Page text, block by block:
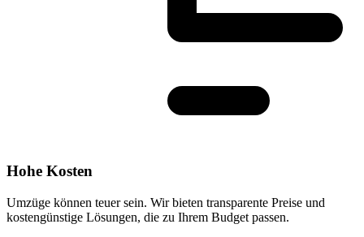
Hohe Kosten
Umzüge können teuer sein. Wir bieten transparente Preise und
kostengünstige Lösungen, die zu Ihrem Budget passen.